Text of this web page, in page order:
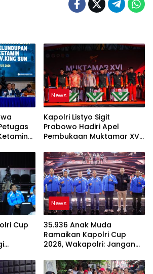
News
Kapolri Listyo Sigit
Prabowo Hadiri Apel
Pembukaan Muktamar XVI
Muhammadiyah
Cup
News
35.936 Anak Muda
Ramaikan Kapolri Cup
2026, Wakapolri: Jangan